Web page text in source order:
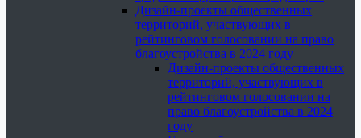
Дизайн-проекты общественных
территорий, участвующих в
рейтинговом голосовании на право
благоустройства в 2024 году
Дизайн-проекты общественных
территорий, участвующих в
рейтинговом голосовании на
право благоустройства в 2024
году